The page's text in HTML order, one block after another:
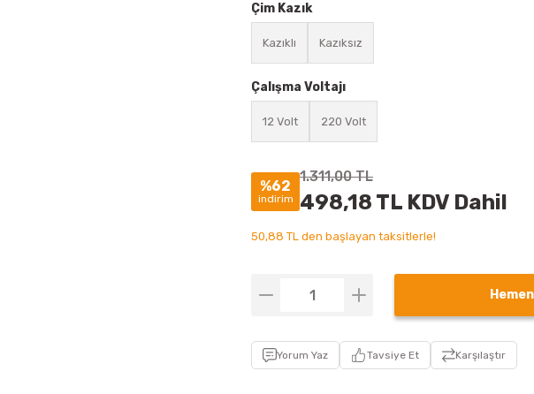
Çim Kazık
Kazıklı Kazıksız
Çalışma Voltajı
12 Volt 220 Volt
%62
indirim
1.311,00 TL
498,18 TL KDV Dahil
50,88 TL den başlayan taksitlerle!
Hemen
Yorum Yaz Tavsiye Et Karşılaştır